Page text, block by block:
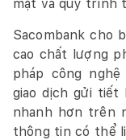
mặt và quy trình
Sacombank cho
cao chất lượng
pháp công
giao dịch gửi tiết
nhanh hơn trên
thông tin có thể